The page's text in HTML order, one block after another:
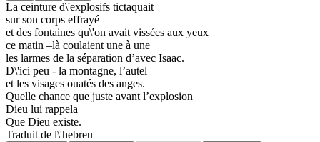
La ceinture d\'explosifs tictaquait
sur son corps effrayé
et des fontaines qu\'on avait vissées aux yeux
ce matin –là coulaient une à une
les larmes de la séparation d’avec Isaac.
D\'ici peu - la montagne, l’autel
et les visages ouatés des anges.
Quelle chance que juste avant l’explosion
Dieu lui rappela
Que Dieu existe.
Traduit de l\'hebreu